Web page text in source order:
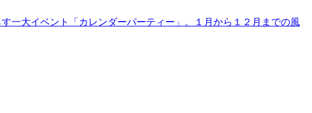
一大イベント「カレンダーパーティー」。１月から１２月までの風